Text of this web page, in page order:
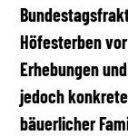
Höfesterben
Erhebungen
jedoch
bäuerlicher